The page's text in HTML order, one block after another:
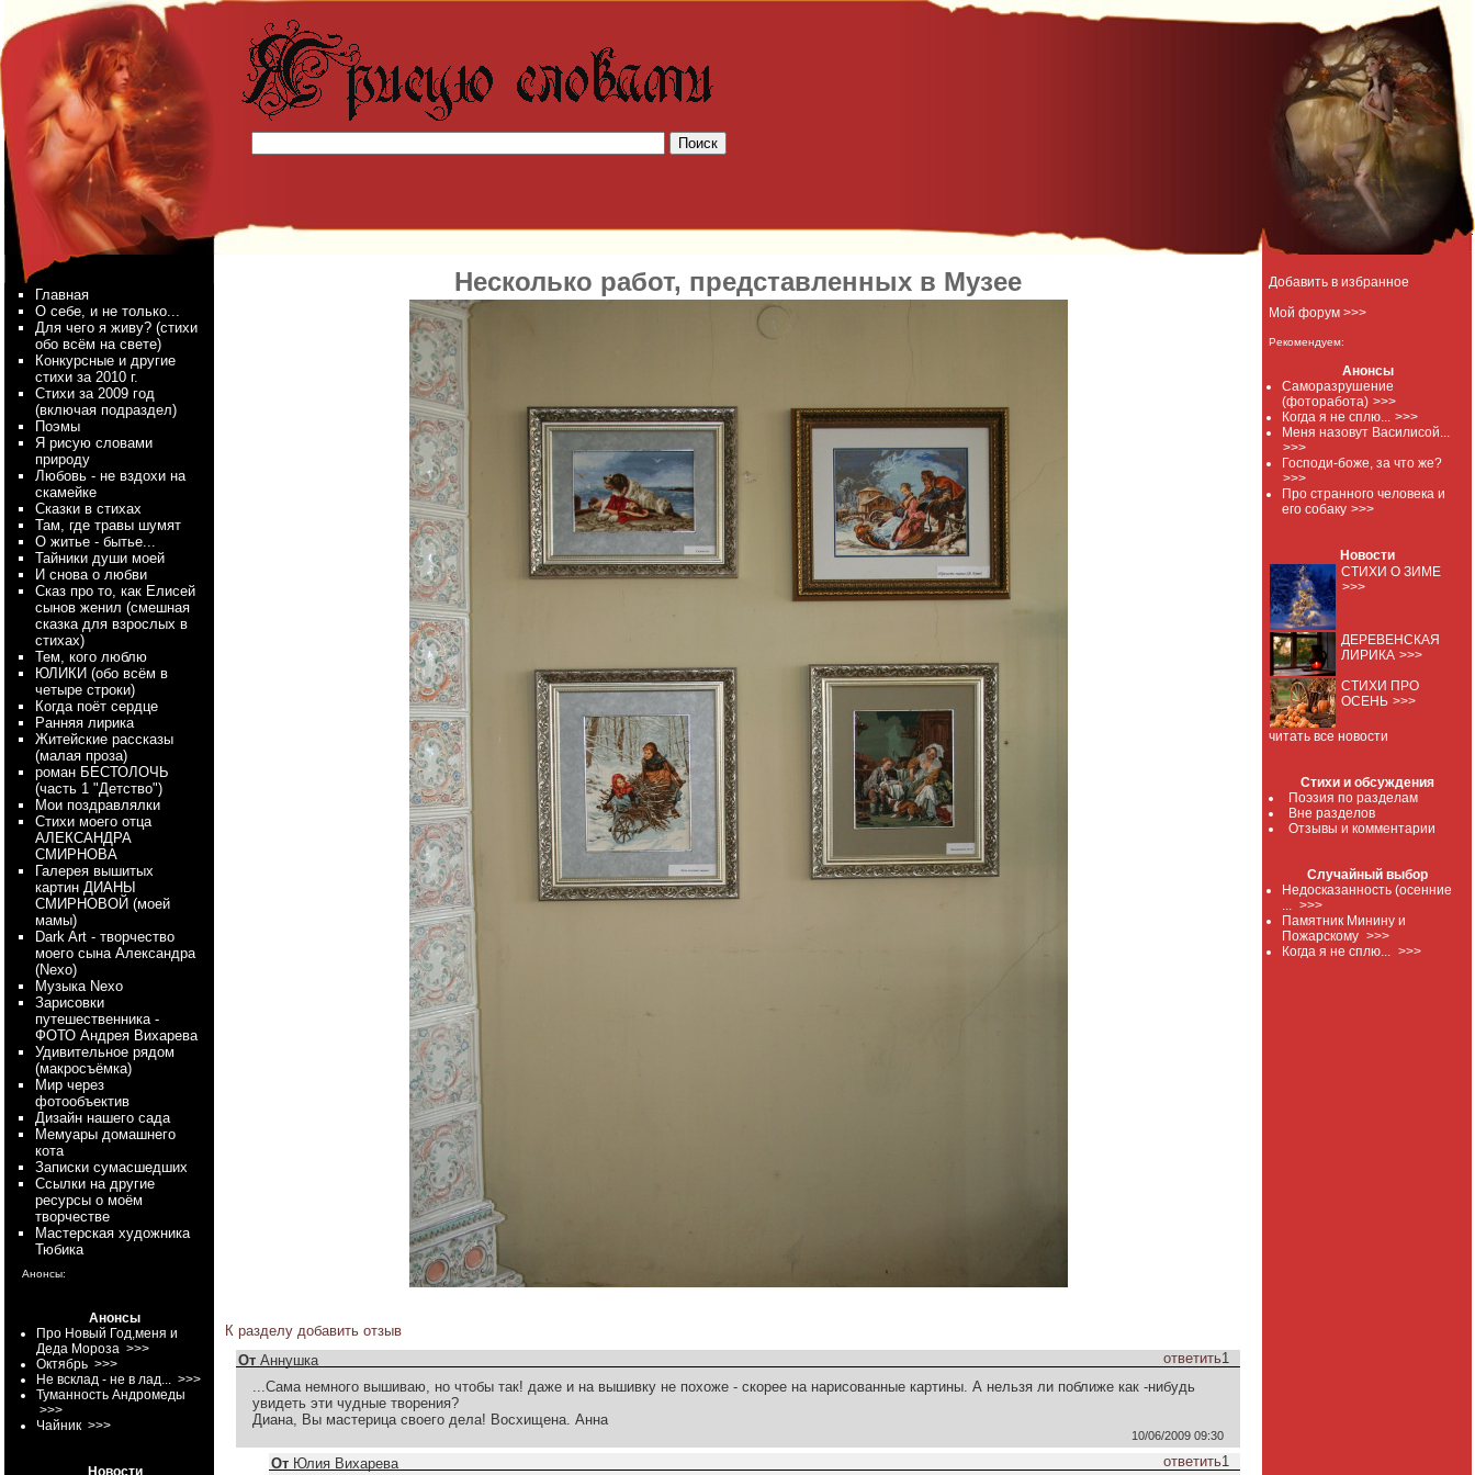
Добавить в избранное
Мой форум >>>
Рекомендуем:
Анонсы
Саморазрушение
(фоторабота) >>>
Когда я не сплю... >>>
Меня назовут Василисой...
>>>
Господи-боже, за что же?
>>>
Про странного человека и
его собаку >>>
Новости
СТИХИ О ЗИМЕ
>>>
ДЕРЕВЕНСКАЯ
ЛИРИКА >>>
СТИХИ ПРО
ОСЕНЬ >>>
читать все новости
Стихи и обсуждения
Поэзия по разделам
Вне разделов
Отзывы и комментарии
Случайный выбор
Недосказанность (осенние
... >>>
Памятник Минину и
Пожарскому >>>
Когда я не сплю... >>>
Главная
О себе, и не только...
Для чего я живу? (стихи
обо всём на свете)
Конкурсные и другие
стихи за 2010 г.
Стихи за 2009 год
(включая подраздел)
Поэмы
Я рисую словами
природу
Любовь - не вздохи на
скамейке
Сказки в стихах
Там, где травы шумят
О житье - бытье...
Тайники души моей
И снова о любви
Сказ про то, как Елисей
сынов женил (смешная
сказка для взрослых в
стихах)
Тем, кого люблю
ЮЛИКИ (обо всём в
четыре строки)
Когда поёт сердце
Ранняя лирика
Житейские рассказы
(малая проза)
роман БЕСТОЛОЧЬ
(часть 1 "Детство")
Мои поздравлялки
Стихи моего отца
АЛЕКСАНДРА
СМИРНОВА
Галерея вышитых
картин ДИАНЫ
СМИРНОВОЙ (моей
мамы)
Dark Art - творчество
моего сына Александра
(Nexo)
Myзыка Nexo
Зарисовки
путешественника -
ФОТО Андрея Вихарева
Удивительное рядом
(макросъёмка)
Мир через
фотообъектив
Дизайн нашего сада
Мемуары домашнего
кота
Записки сумасшедших
Ссылки на другие
ресурсы о моём
творчестве
Мастерская художника
Тюбика
Анонсы:
Анонсы
Про Новый Год,меня и
Деда Мороза >>>
Октябрь >>>
Не всклад - не в лад... >>>
Туманность Андромеды
>>>
Чайник >>>
Новости
Несколько работ, представленных в Музее
К разделу добавить отзыв
От Аннушка ответить1
...Сама немного вышиваю, но чтобы так! даже и на вышивку не похоже - скорее на нарисованные картины. А нельзя ли поближе как -нибудь
увидеть эти чудные творения?
Диана, Вы мастерица своего дела! Восхищена. Анна
10/06/2009 09:30
От Юлия Вихарева ответить1